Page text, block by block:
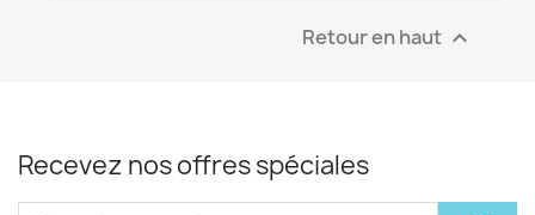
Retour en haut 
Recevez nos offres spéciales